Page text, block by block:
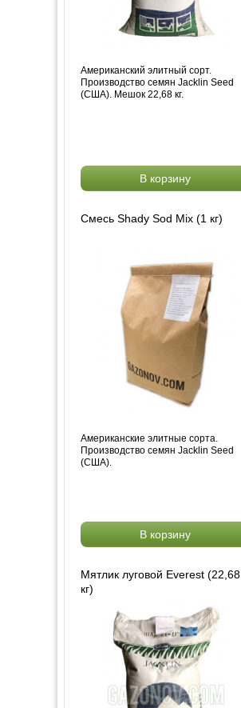
Американский элитный сорт.
Производство семян Jacklin Seed
(США). Мешок 22,68 кг.
В корзину
Смесь Shady Sod Mix (1 кг)
Американские элитные сорта.
Производство семян Jacklin Seed
(США).
В корзину
Мятлик луговой Everest (22,68
кг)